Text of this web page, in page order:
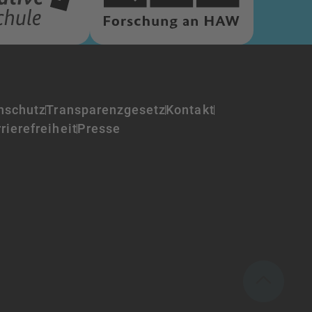
TransparenzgesetzKontakt
Presse